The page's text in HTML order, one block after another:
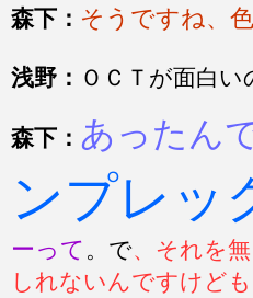
森下： そうですね、
浅野： ＯＣＴが面白い
森下： あったん
ンプレッ
ーって 。で、それを
しれないんですけども